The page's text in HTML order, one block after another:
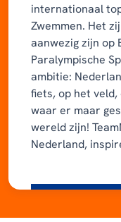
internationaal
Zwemmen. Het
aanwezig zijn op
Paralympische
ambitie:
fiets, op het
waar er maar
wereld zijn!
Nederland,